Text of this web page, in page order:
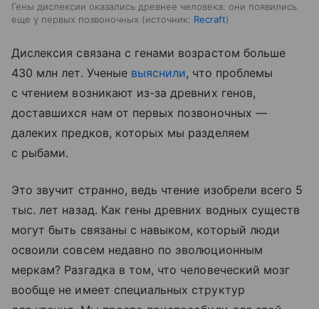
Гены дислексии оказались древнее человека: они появились
еще у первых позвоночных
источник: Recraft
Дислексия связана с генами возрастом больше
430 млн лет. Ученые выяснили, что проблемы
с чтением возникают из-за древних генов,
доставшихся нам от первых позвоночных —
далеких предков, которых мы разделяем
с рыбами.
Это звучит странно, ведь чтение изобрели всего 5
тыс. лет назад. Как гены древних водных существ
могут быть связаны с навыком, который люди
освоили совсем недавно по эволюционным
меркам? Разгадка в том, что человеческий мозг
вообще не имеет специальных структур